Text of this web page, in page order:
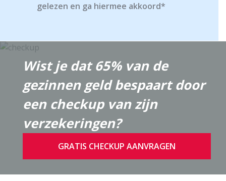
gelezen en ga hiermee akkoord
Wist je dat 65% van de
gezinnen geld bespaart door
een checkup van zijn
verzekeringen?
GRATIS CHECKUP AANVRAGEN